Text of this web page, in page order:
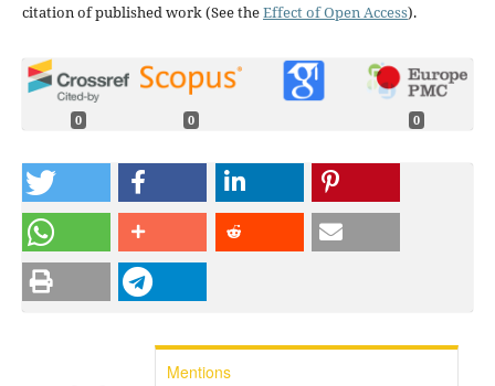
citation of published work (See theEffect of Open Access).
0 0 0
Mentions